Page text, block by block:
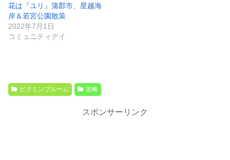
花は『ユリ』蒲郡市、星越海
岸＆若宮公園散策
2022年7月1日
コミュニティデイ
ピクミンブルーム 攻略
スポンサーリンク